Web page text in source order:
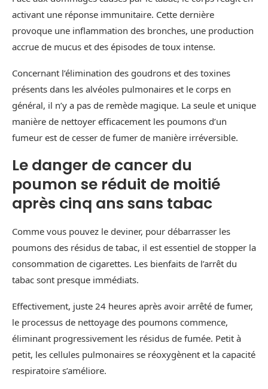
activant une réponse immunitaire. Cette dernière
provoque une inflammation des bronches, une production
accrue de mucus et des épisodes de toux intense.
Concernant l’élimination des goudrons et des toxines
présents dans les alvéoles pulmonaires et le corps en
général, il n’y a pas de remède magique. La seule et unique
manière de nettoyer efficacement les poumons d’un
fumeur est de cesser de fumer de manière irréversible.
Le danger de cancer du
poumon se réduit de moitié
après cinq ans sans tabac
Comme vous pouvez le deviner, pour débarrasser les
poumons des résidus de tabac, il est essentiel de stopper la
consommation de cigarettes. Les bienfaits de l’arrêt du
tabac sont presque immédiats.
Effectivement, juste 24 heures après avoir arrêté de fumer,
le processus de nettoyage des poumons commence,
éliminant progressivement les résidus de fumée. Petit à
petit, les cellules pulmonaires se réoxygènent et la capacité
respiratoire s’améliore.